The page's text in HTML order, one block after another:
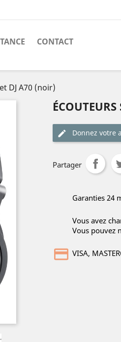
CONTACT
DJ A70 (noir)
Donnez votre
Partager
Garanties 24
Vous avez
Vous pouvez
VISA,